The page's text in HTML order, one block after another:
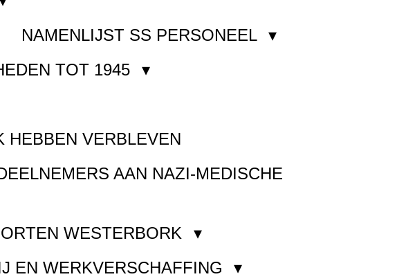
NAMENLIJST SS PERSONEEL
TOT 1945
HEBBEN VERBLEVEN
AAN NAZI-MEDISCHE
WESTERBORK
EN WERKVERSCHAFFING